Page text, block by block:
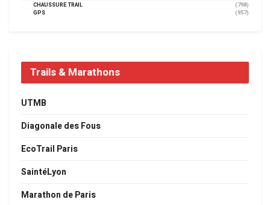
CHAUSSURE TRAIL
(798)
GPS
(957)
Trails & Marathons
UTMB
Diagonale des Fous
EcoTrail Paris
SaintéLyon
Marathon de Paris